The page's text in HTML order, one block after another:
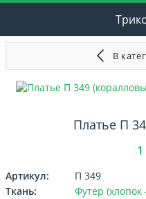
В
Платье П
Артикул:
П 349
Ткань:
Футер (хлопок